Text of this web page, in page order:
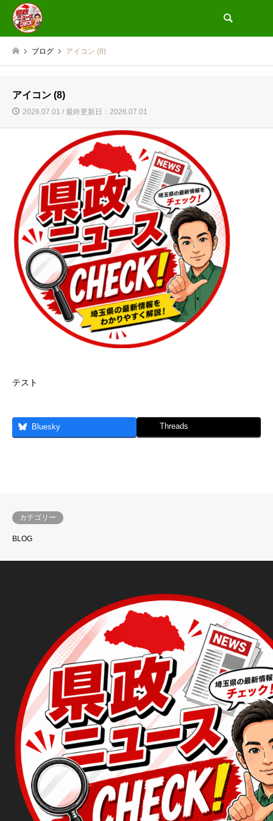
ブログ アイコン (8)
アイコン (8)
2026.07.01 / 最終更新日：2026.07.01
テスト
Bluesky Threads
カテゴリー
BLOG